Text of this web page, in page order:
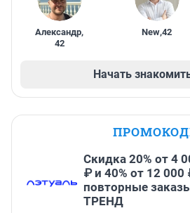
Александр,
42
New,42
Начать
Скидка 20% от 4
₽ и 40% от 12
повторные
ТРЕНД